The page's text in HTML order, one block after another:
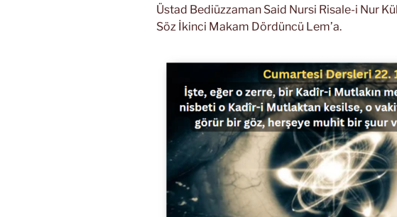
Üstad Bediüzzaman Said Nursi Risale-i Nur
Söz İkinci Makam Dördüncü Lem’a.